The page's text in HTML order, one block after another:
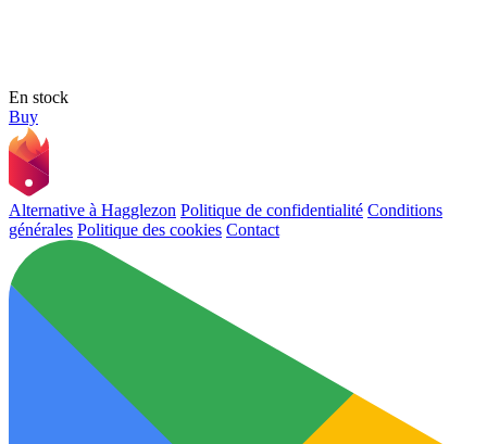
En stock
Buy
Alternative à Hagglezon Politique de confidentialité Conditions
générales Politique des cookies Contact